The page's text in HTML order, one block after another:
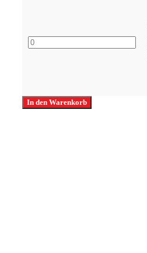
Martin
Kolozs
(E-
In den Warenkorb